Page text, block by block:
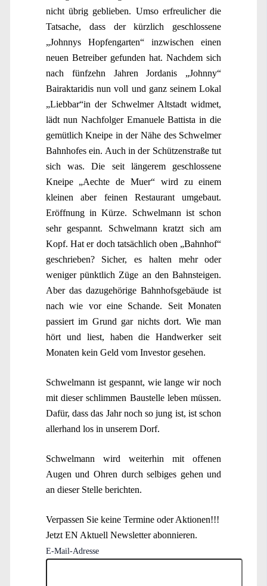
nicht übrig geblieben. Umso erfreulicher die
Tatsache, dass der kürzlich geschlossene
„Johnnys Hopfengarten“ inzwischen einen
neuen Betreiber gefunden hat. Nachdem sich
nach fünfzehn Jahren Jordanis „Johnny“
Bairaktaridis nun voll und ganz seinem Lokal
„Liebbar“in der Schwelmer Altstadt widmet,
lädt nun Nachfolger Emanuele Battista in die
gemütlich Kneipe in der Nähe des Schwelmer
Bahnhofes ein. Auch in der Schützenstraße tut
sich was. Die seit längerem geschlossene
Kneipe „Aechte de Muer“ wird zu einem
kleinen aber feinen Restaurant umgebaut.
Eröffnung in Kürze. Schwelmann ist schon
sehr gespannt. Schwelmann kratzt sich am
Kopf. Hat er doch tatsächlich oben „Bahnhof“
geschrieben? Sicher, es halten mehr oder
weniger pünktlich Züge an den Bahnsteigen.
Aber das dazugehörige Bahnhofsgebäude ist
nach wie vor eine Schande. Seit Monaten
passiert im Grund gar nichts dort. Wie man
hört und liest, haben die Handwerker seit
Monaten kein Geld vom Investor gesehen.
Schwelmann ist gespannt, wie lange wir noch
mit dieser schlimmen Baustelle leben müssen.
Dafür, dass das Jahr noch so jung ist, ist schon
allerhand los in unserem Dorf.
Schwelmann wird weiterhin mit offenen
Augen und Ohren durch selbiges gehen und
an dieser Stelle berichten.
Verpassen Sie keine Termine oder Aktionen!!!
Jetzt EN Aktuell Newsletter abonnieren.
E-Mail-Adresse